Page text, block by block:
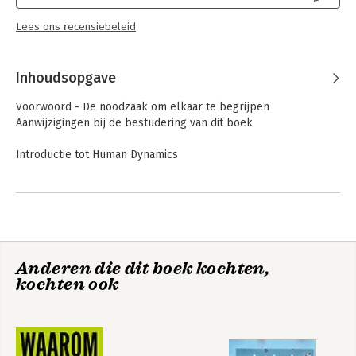
Lees ons recensiebeleid
Inhoudsopgave
Voorwoord - De noodzaak om elkaar te begrijpen
Aanwijzigingen bij de bestudering van dit boek
Introductie tot Human Dynamics
De vijf persoonlijkheidsdynamieken
bergtop
6. De emotioneel-mentale persoonlijkheidsdynamiek:
Anderen die dit boek kochten,
kochten ook